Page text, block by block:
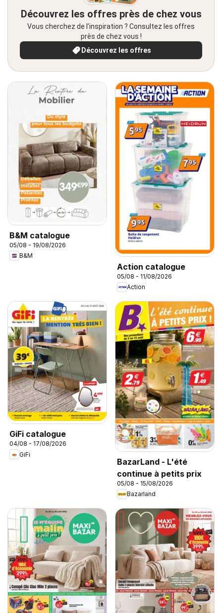
Découvrez les offres près de chez vous
Vous cherchez de l’inspiration ? Consultez les offres
près de chez vous !
Découvrez les offres
B&M catalogue
05/08 - 19/08/2026
B&M
Action catalogue
05/08 - 11/08/2026
Action
GiFi catalogue
04/08 - 17/08/2026
GiFi
BazarLand - L'été
continue à petits prix
05/08 - 15/08/2026
Bazarland